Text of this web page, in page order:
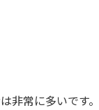
非常に多いです